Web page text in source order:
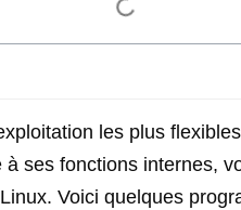
les plus
ses fonctions internes,
Voici quelques